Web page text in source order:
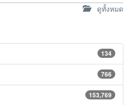
ดูทั้งหมด
134
766
153,769